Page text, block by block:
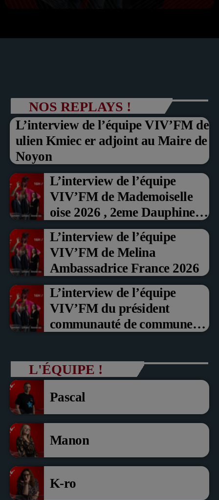
NOS REPLAYS !
L’interview de l’équipe VIV’FM de
ulien Kmiec er adjoint au Maire de
Noyon
L’interview de l’équipe
VIV’FM de Mademoiselle
oise 2026 , 2eme Dauphine et
Prix du Public , Marche aux
fruits rouge Noyon 2026
L’interview de l’équipe
VIV’FM de Melina
Ambassadrice France 2026
L’interview de l’équipe
VIV’FM du président
communauté de communes
président com de com
L'ÉQUIPE !
Pascal
Manon
K-ro